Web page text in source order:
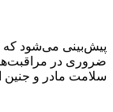
پیش‌بینی می‌شود که
ضروری در
سلامت مادر و جنین